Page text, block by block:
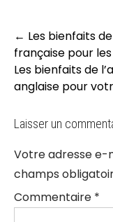
Post
navigation
← Les bienfaits
française pour
Les bienfaits de
anglaise pour
Laisser un
Votre adresse e-
champs
Commentaire *